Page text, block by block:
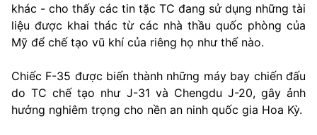
khác - cho thấy các tin tặc TC đang sử dụng những tài
liệu được khai thác từ các nhà thầu quốc phòng của
Mỹ để chế tạo vũ khí của riêng họ như thế nào.
Chiếc F-35 được biến thành những máy bay chiến đấu
do TC chế tạo như J-31 và Chengdu J-20, gây ảnh
hưởng nghiêm trọng cho nền an ninh quốc gia Hoa Kỳ.